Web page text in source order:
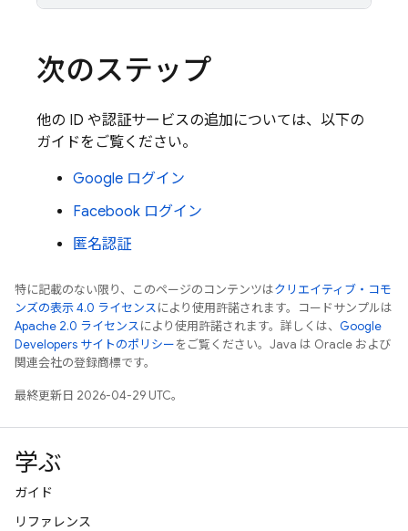
次のステップ
他の ID や認証サービスの追加については、以下の
ガイドをご覧ください。
Google ログイン
Facebook ログイン
匿名認証
特に記載のない限り、このページのコンテンツはクリエイティブ・コモ
ンズの表示 4.0 ライセンスにより使用許諾されます。コードサンプルは
Apache 2.0 ライセンスにより使用許諾されます。詳しくは、 Google
Developers サイトのポリシーをご覧ください。Java は Oracle および
関連会社の登録商標です。
最終更新日 2026-04-29 UTC。
学ぶ
ガイド
リファレンス